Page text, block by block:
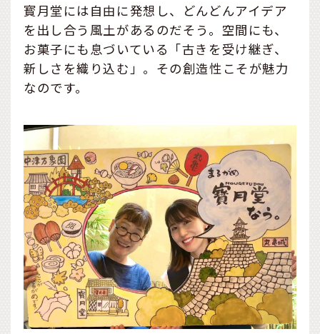
寳月堂には自由に発想し、どんどんアイデア
を出し合う風土があるのだそう。空間にも、
お菓子にも息づいている「古きを受け継ぎ、
新しさを織り込む」。その創造性こそが魅力
なのです。